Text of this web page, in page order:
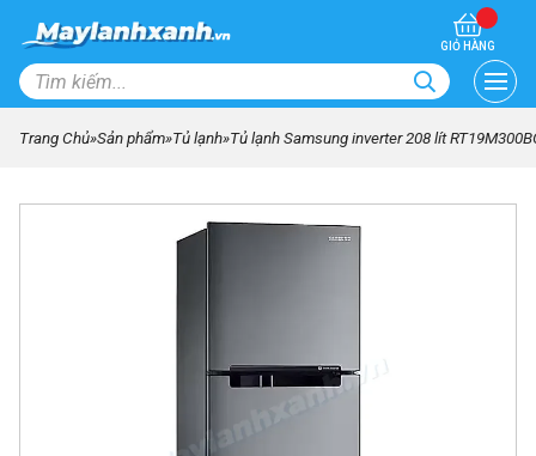
GIỎ HÀNG
Trang Chủ»Sản phẩm»Tủ lạnh»Tủ lạnh Samsung inverter 208 lít